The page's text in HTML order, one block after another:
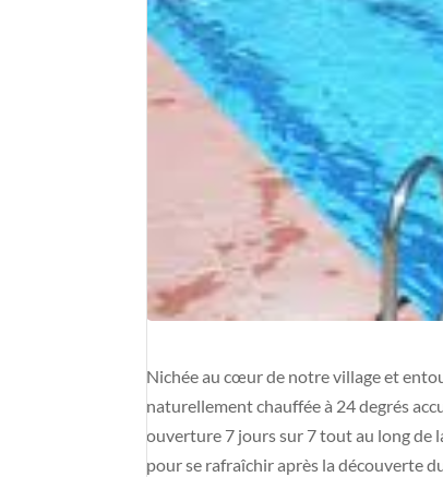
Nichée au cœur de notre village et
naturellement chauffée à 24 degrés
ouverture 7 jours sur 7 tout au long de
pour se rafraîchir après la découverte